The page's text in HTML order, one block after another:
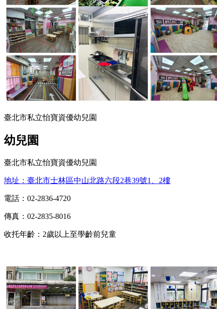
臺北市私立怡寶資優幼兒園
幼兒園
臺北市私立怡寶資優幼兒園
地址：臺北市士林區中山北路六段2巷39號1、2樓
電話：02-2836-4720
傳真：02-2835-8016
收托年齡：2歲以上至學齡前兒童